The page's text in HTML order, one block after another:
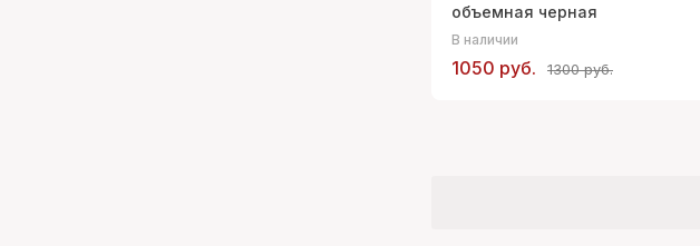
объемная черная
В наличии
1050 руб. 1300 руб.